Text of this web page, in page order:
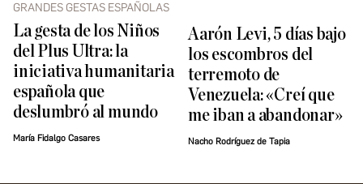
GRANDES GESTAS ESPAÑOLAS
La gesta de los Niños
del Plus Ultra: la
iniciativa humanitaria
española que
deslumbró al mundo
María Fidalgo Casares
Aarón Levi, 5 días bajo
los escombros del
terremoto de
Venezuela: «Creí que
me iban a abandonar»
Nacho Rodríguez de Tapia